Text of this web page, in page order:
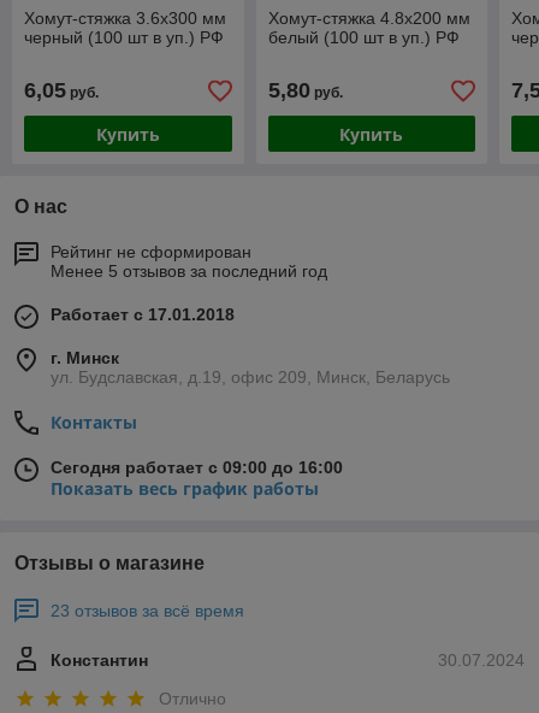
Хомут-стяжка 3.6х300 мм
черный (100 шт в уп.) РФ
6,05 руб.
Купить
Хомут-стяжка 4.8х200 мм
белый (100 шт в уп.) РФ
5,80руб.
Купить
О нас
Рейтинг не сформирован
Менее 5 отзывов за последний год
Работает с 17.01.2018
г. Минск
ул. Будславская, д.19, офис 209, Минск, Беларусь
Контакты
Сегодня работает с 09:00 до 16:00
Показать весь график работы
Отзывы о магазине
23 отзывов за всё время
30.07.2024
Константин
Отлично